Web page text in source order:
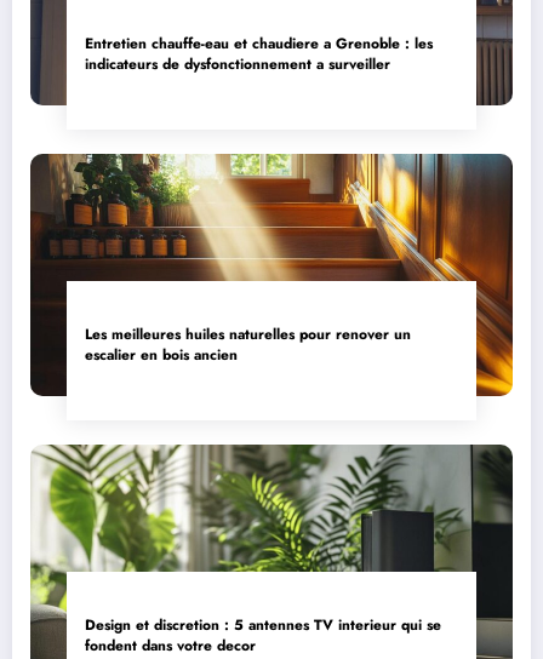
Entretien chauffe-eau et chaudiere a Grenoble : les
indicateurs de dysfonctionnement a surveiller
Les meilleures huiles naturelles pour renover un
escalier en bois ancien
Design et discretion : 5 antennes TV interieur qui se
fondent dans votre decor